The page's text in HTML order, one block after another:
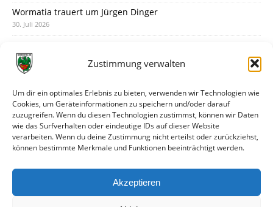
Zustimmung verwalten
Um dir ein optimales Erlebnis zu bieten, verwenden wir Technologien wie
Cookies, um Geräteinformationen zu speichern und/oder darauf
zuzugreifen. Wenn du diesen Technologien zustimmst, können wir Daten
wie das Surfverhalten oder eindeutige IDs auf dieser Website
verarbeiten. Wenn du deine Zustimmung nicht erteilst oder zurückziehst,
können bestimmte Merkmale und Funktionen beeinträchtigt werden.
Akzeptieren
Wormatia trauert um Jürgen Dinger
30. Juli 2026
28. Juli 2026
28. Juli 2026
Neue Podcast-Folge: So tickt Björn!
27. Juli 2026
Eindrücke vom Stadionfest
Unterhaltsamer Abschlusstest mit später Niederlage
25. Juli 2026